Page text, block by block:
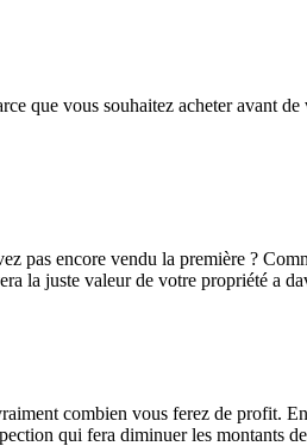
que vous souhaitez acheter avant
pas encore vendu la première ?
la juste valeur de votre propriété a
combien vous ferez de profit.
qui fera diminuer les montants